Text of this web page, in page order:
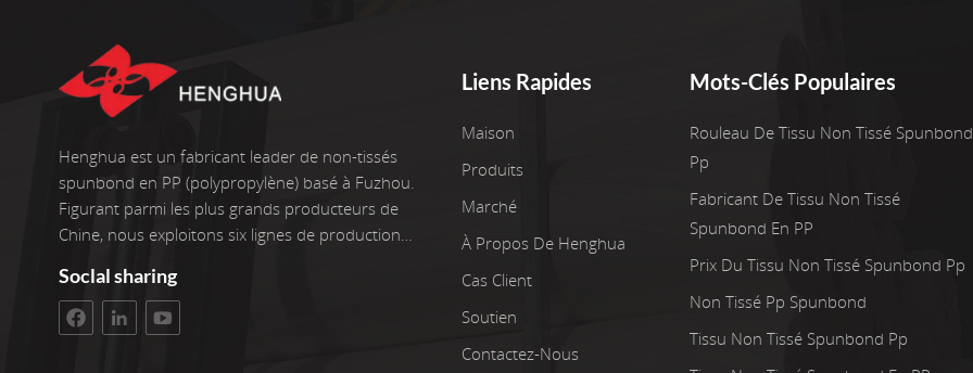
Henghua est un fabricant leader de non-tissés
spunbond en PP (polypropylène) basé à Fuzhou.
Figurant parmi les plus grands producteurs de
Chine, nous exploitons six lignes de production
installations couvrent une superficie d'atelier de
3 400 m². L'investissement brut s'élève à 100
millions de yuans. Nous sommes fiers de plus
Soclal sharing
Liens Rapides
Maison
Produits
Marché
À Propos De Henghua
Cas Client
Soutien
Contactez-Nous
Mots-Clés Populaires
Rouleau De Tissu Non Tissé Spunbond
Pp
Fabricant De Tissu Non Tissé
Spunbond En PP
Prix Du Tissu Non Tissé Spunbond Pp
Non Tissé Pp Spunbond
Tissu Non Tissé Spunbond Pp